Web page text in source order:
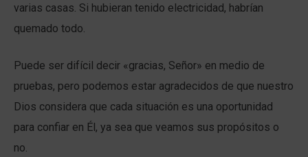
varias casas. Si hubieran tenido electricidad, habrían
quemado todo.
Puede ser difícil decir «gracias, Señor» en medio de
pruebas, pero podemos estar agradecidos de que nuestro
Dios considera que cada situación es una oportunidad
para confiar en Él, ya sea que veamos sus propósitos o
no.